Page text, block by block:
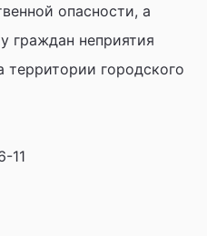
опасности, а
граждан неприятия
территории городского
11